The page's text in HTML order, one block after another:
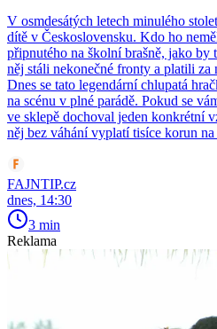
V osmdesátých letech minulého
dítě v Československu. Kdo ho
připnutého na školní brašně, jako by
něj stáli nekonečné fronty a platili
Dnes se tato legendární chlupatá
na scénu v plné parádě. Pokud se
ve sklepě dochoval jeden konkrétní
něj bez váhání vyplatí tisíce korun
FAJNTIP.cz
dnes, 14:30
3 min
Reklama